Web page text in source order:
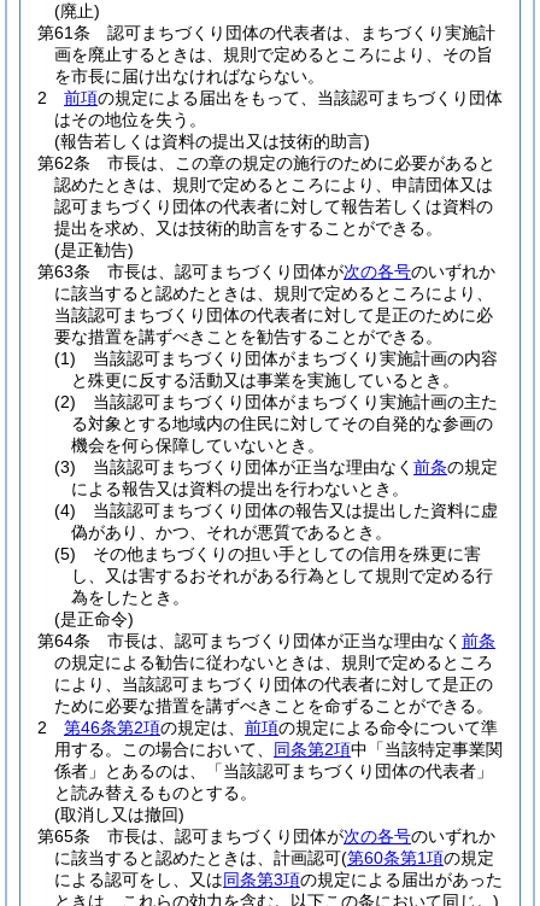
(廃止)
第61条
認可まちづくり団体の代表者は、まちづくり実施計
画を廃止するときは、規則で定めるところにより、その旨
を市長に届け出なければならない。
2
前項の規定による届出をもって、当該認可まちづくり団体
はその地位を失う。
(報告若しくは資料の提出又は技術的助言)
第62条
市長は、この章の規定の施行のために必要があると
認めたときは、規則で定めるところにより、申請団体又は
認可まちづくり団体の代表者に対して報告若しくは資料の
提出を求め、又は技術的助言をすることができる。
(是正勧告)
第63条
市長は、認可まちづくり団体が次の各号のいずれか
に該当すると認めたときは、規則で定めるところにより、
当該認可まちづくり団体の代表者に対して是正のために必
要な措置を講ずべきことを勧告することができる。
(1)
当該認可まちづくり団体がまちづくり実施計画の内容
と殊更に反する活動又は事業を実施しているとき。
(2)
当該認可まちづくり団体がまちづくり実施計画の主た
る対象とする地域内の住民に対してその自発的な参画の
機会を何ら保障していないとき。
(3)
当該認可まちづくり団体が正当な理由なく 前条の規定
による報告又は資料の提出を行わないとき。
(4)
当該認可まちづくり団体の報告又は提出した資料に虚
偽があり、かつ、それが悪質であるとき。
(5)
その他まちづくりの担い手としての信用を殊更に害
し、又は害するおそれがある行為として規則で定める行
為をしたとき。
(是正命令)
第64条
市長は、認可まちづくり団体が正当な理由なく 前条
の規定による勧告に従わないときは、規則で定めるところ
により、当該認可まちづくり団体の代表者に対して是正の
ために必要な措置を講ずべきことを命ずることができる。
2
第46条第2項の規定は、 前項の規定による命令について準
用する。
この場合において、 同条第2項中「当該特定事業関
係者」とあるのは、「当該認可まちづくり団体の代表者」
と読み替えるものとする。
(取消し又は撤回)
第65条
市長は、認可まちづくり団体が次の各号のいずれか
に該当すると認めたときは、計画認可(第60条第1項の規定
による認可をし、又は同条第3項の規定による届出があった
ときは、これらの効力を含む。以下この条において同じ。)